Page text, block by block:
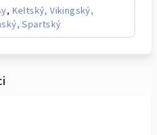
, Keltský, Vikingský,
Spartský
je 5 z 5 hvězdiček.